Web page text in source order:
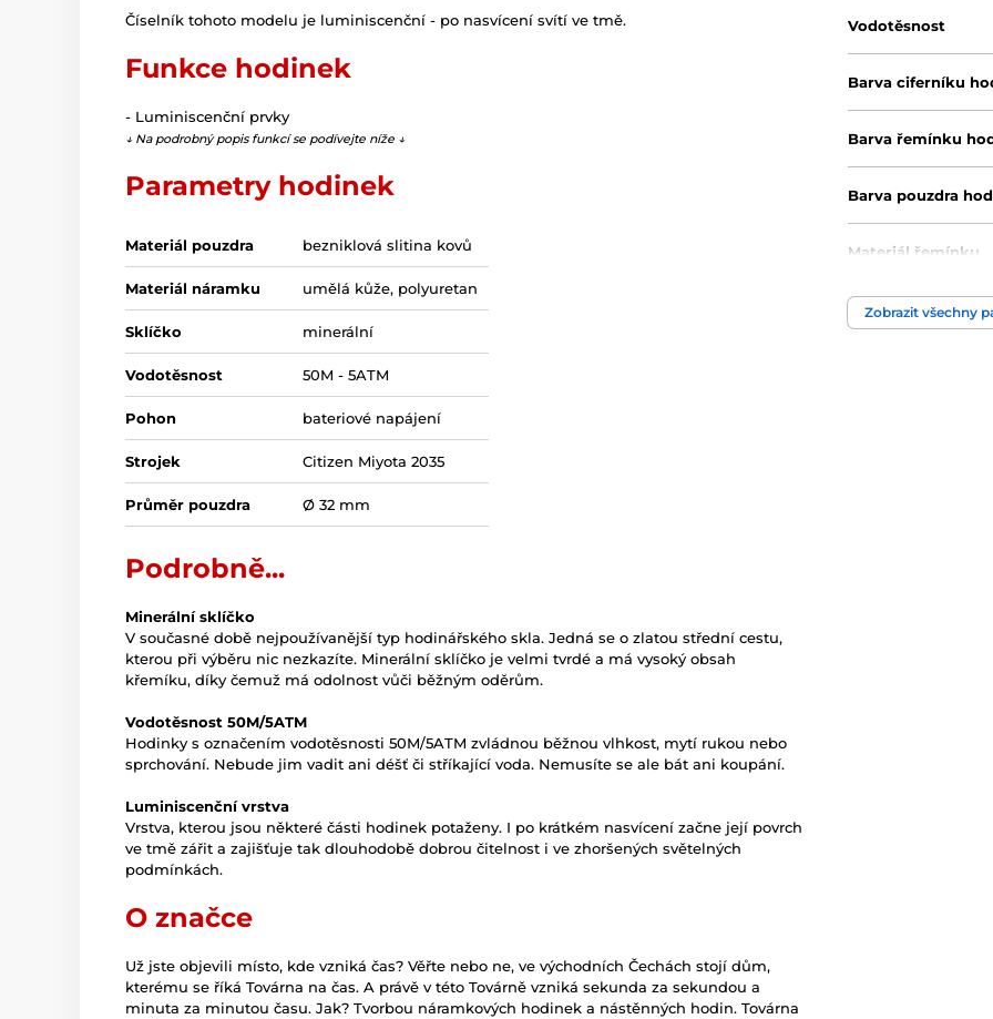
Číselník tohoto modelu je luminiscenční - po nasvícení svítí ve tmě.
Funkce hodinek
- Luminiscenční prvky
↓ Na podrobný popis funkcí se podívejte níže ↓
Parametry hodinek
Materiál pouzdra bezniklová slitina kovů
Materiál náramku umělá kůže, polyuretan
Sklíčko minerální
Vodotěsnost 50M - 5ATM
Pohon bateriové napájení
Strojek Citizen Miyota 2035
Průměr pouzdra Ø 32 mm
Podrobně...
Minerální sklíčko
V současné době nejpoužívanější typ hodinářského skla. Jedná se o zlatou střední cestu,
kterou při výběru nic nezkazíte. Minerální sklíčko je velmi tvrdé a má vysoký obsah
křemíku, díky čemuž má odolnost vůči běžným oděrům.
Vodotěsnost 50M/5ATM
Hodinky s označením vodotěsnosti 50M/5ATM zvládnou běžnou vlhkost, mytí rukou nebo
sprchování. Nebude jim vadit ani déšť či stříkající voda. Nemusíte se ale bát ani koupání.
Luminiscenční vrstva
Vrstva, kterou jsou některé části hodinek potaženy. I po krátkém nasvícení začne její povrch
ve tmě zářit a zajišťuje tak dlouhodobě dobrou čitelnost i ve zhoršených světelných
podmínkách.
O značce
Už jste objevili místo, kde vzniká čas? Věřte nebo ne, ve východních Čechách stojí dům,
kterému se říká Továrna na čas. A právě v této Továrně vzniká sekunda za sekundou a
minuta za minutou času. Jak? Tvorbou náramkových hodinek a nástěnných hodin. Továrna
Vodotěsnost
Barva ciferníku
Barva řemínku
Barva pouzdra
Materiál řemínku
Motiv hodinek
Zobrazit všechny